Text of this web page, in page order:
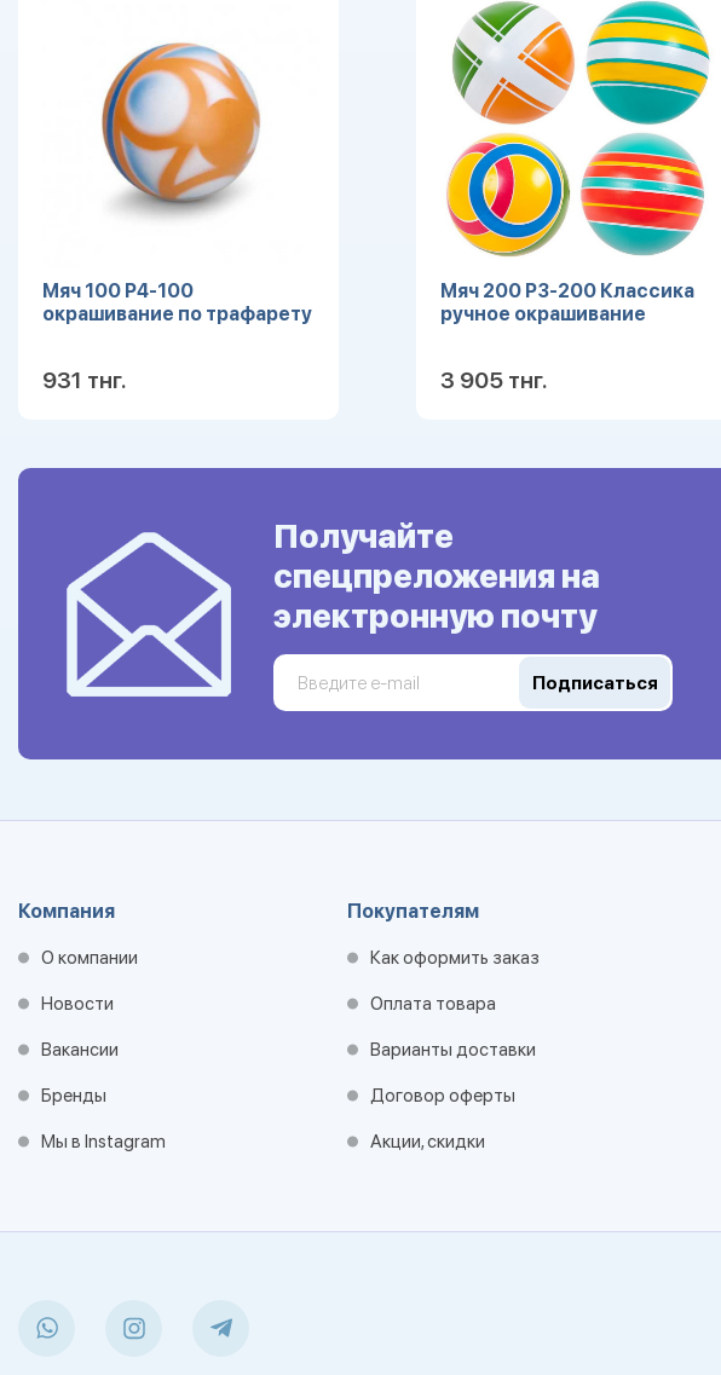
Мяч 100 Р4-100
окрашивание по трафарету
931 тнг.
Мяч 200 Р3-200 Классика
ручное окрашивание
3 905 тнг.
Получайте
спецпреложения на
электронную почту
Подписаться
Компания
О компании
Новости
Вакансии
Бренды
Мы в Instagram
Покупателям
Как оформить заказ
Оплата товара
Варианты доставки
Договор оферты
Акции, скидки